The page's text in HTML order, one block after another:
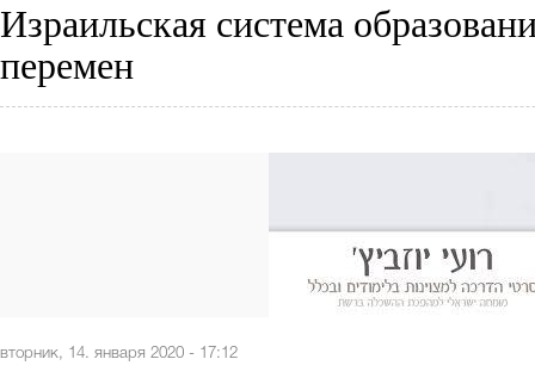
Израильская система
перемен
вторник, 14. января 2020 - 17:12